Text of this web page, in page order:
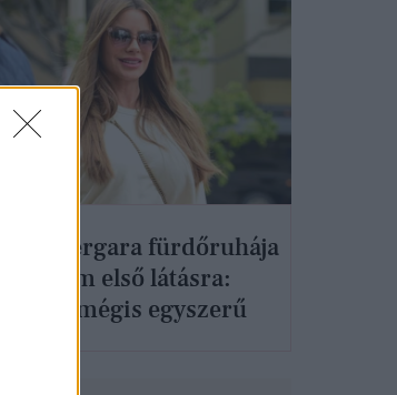
Sofía Vergara fürdőruhája
szerelem első látásra:
vadító, mégis egyszerű